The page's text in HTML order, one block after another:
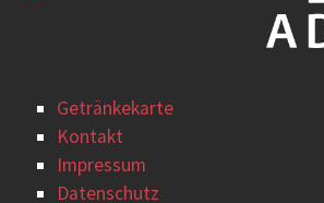
Getränkekarte
Kontakt
Impressum
Datenschutz